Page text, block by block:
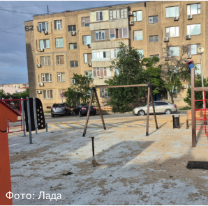
Фото: Лада